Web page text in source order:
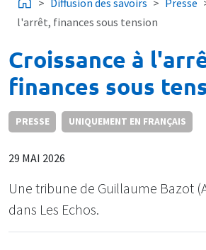
l'arrêt, finances sous tension
Croissance à
finances sous
PRESSE UNIQUEMENT EN FRANÇAIS
29 MAI 2026
Une tribune de Guillaume Bazot
dans Les Echos.